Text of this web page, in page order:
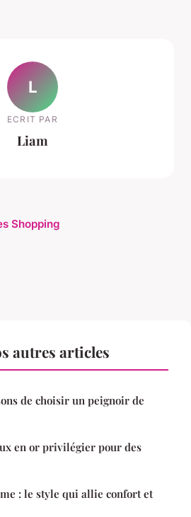
L
ECRIT PAR
Liam
Shopping
autres articles
de choisir un peignoir de
en or privilégier pour des
: le style qui allie confort et